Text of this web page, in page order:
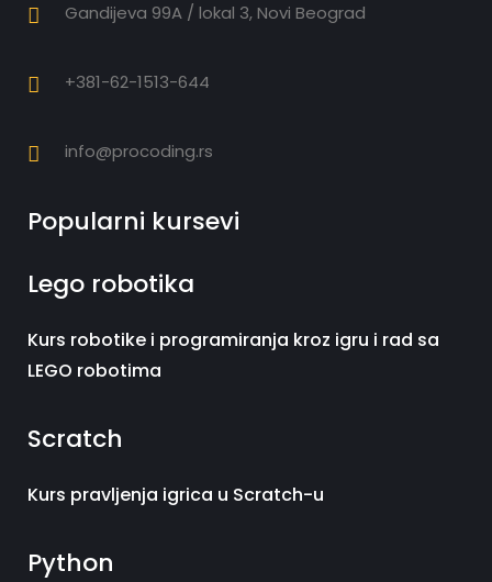
Gandijeva 99A / lokal 3, Novi Beograd
+381-62-1513-644
info@procoding.rs
Popularni kursevi
Lego robotika
Kurs robotike i programiranja kroz igru i rad sa
LEGO robotima
Scratch
Kurs pravljenja igrica u Scratch-u
Python